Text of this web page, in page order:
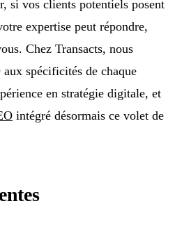
si vos clients potentiels posent
expertise peut répondre,
Chez Transacts, nous
spécificités de chaque
en stratégie digitale, et
intégré désormais ce volet de